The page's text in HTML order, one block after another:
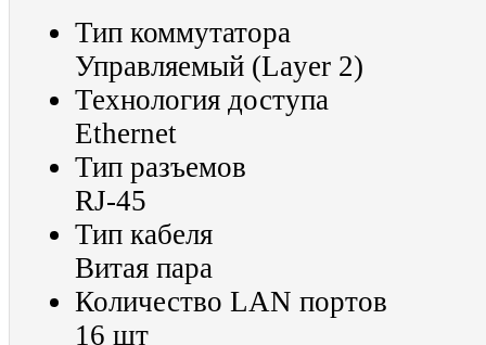
Тип коммутатора
Управляемый (Layer 2)
Технология доступа
Ethernet
Тип разъемов
RJ-45
Тип кабеля
Витая пара
Количество LAN портов
16 шт